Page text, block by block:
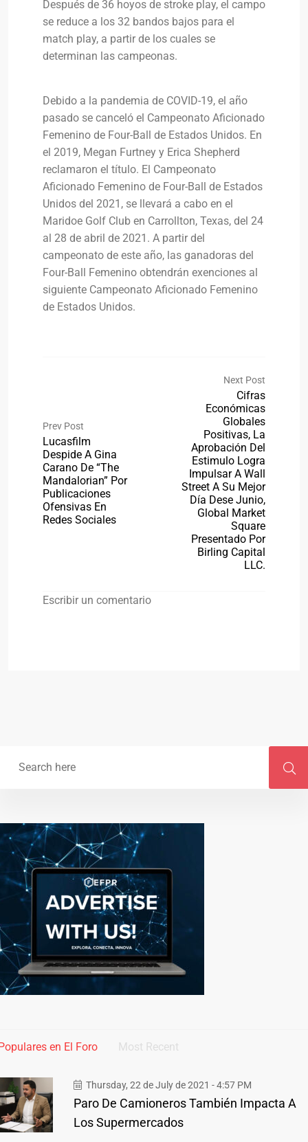
Después de 36 hoyos de stroke play, el campo
se reduce a los 32 bandos bajos para el
match play, a partir de los cuales se
determinan las campeonas.
Debido a la pandemia de COVID-19, el año
pasado se canceló el Campeonato Aficionado
Femenino de Four-Ball de Estados Unidos. En
el 2019, Megan Furtney y Erica Shepherd
reclamaron el título. El Campeonato
Aficionado Femenino de Four-Ball de Estados
Unidos del 2021, se llevará a cabo en el
Maridoe Golf Club en Carrollton, Texas, del 24
al 28 de abril de 2021. A partir del
campeonato de este año, las ganadoras del
Four-Ball Femenino obtendrán exenciones al
siguiente Campeonato Aficionado Femenino
de Estados Unidos.
Prev Post
Lucasfilm
Despide A Gina
Carano De “The
Mandalorian” Por
Publicaciones
Ofensivas En
Redes Sociales
Next Post
Cifras
Económicas
Globales
Positivas, La
Aprobación Del
Estimulo Logra
Impulsar A Wall
Street A Su Mejor
Día Dese Junio,
Global Market
Square
Presentado Por
Birling Capital
LLC.
Escribir un comentario
en El Foro Most Recent
Thursday, 22 de July de 2021 - 4:57 PM
Paro De Camioneros También Impacta A
Los Supermercados